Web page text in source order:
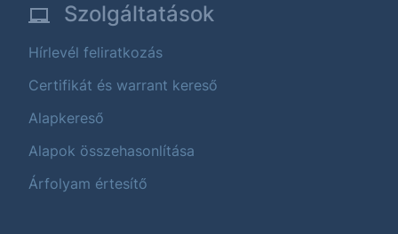
Szolgáltatások
Hírlevél feliratkozás
Certifikát és warrant kereső
Alapkereső
Alapok összehasonlítása
Árfolyam értesítő